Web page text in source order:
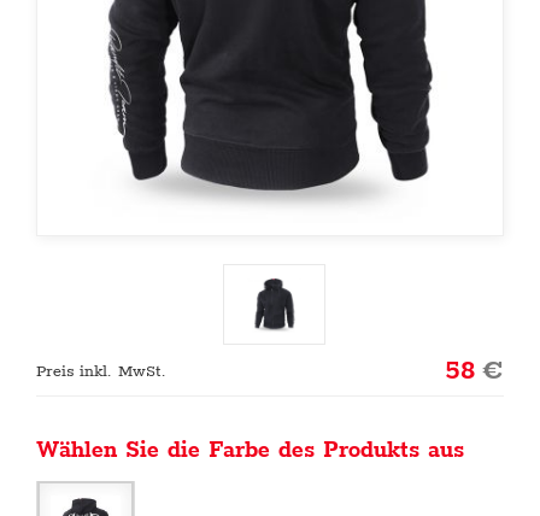
Preis inkl. MwSt. 58€
Wählen Sie die Farbe des Produkts aus